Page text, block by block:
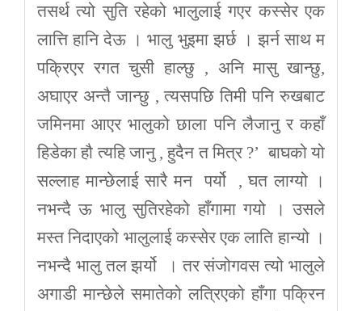
तसर्थ त्यो सुति रहेको भालुलाई गएर कस्सेर एक
लात्ति हानि देऊ । भालु भुइमा झर्छ । झर्न साथ म
पक्रिएर रगत चुसी हाल्छु , अनि मासु खान्छु,
अघाएर अन्तै जान्छु , त्यसपछि तिमी पनि रुखबाट
जमिनमा आएर भालुको छाला पनि लैजानु र कहाँ
हिडेका हौ त्यहि जानु , हुदैन त मित्र ?’ बाघको यो
सल्लाह मान्छेलाई सारै मन पर्यो , घत लाग्यो ।
नभन्दै ऊ भालु सुतिरहेको हाँगामा गयो । उसले
मस्त निदाएको भालुलाई कस्सेर एक लाति हान्यो ।
नभन्दै भालु तल झर्यो । तर संजोगवस त्यो भालुले
अगाडी मान्छेले समातेको लत्रिएको हाँगा पक्रिन